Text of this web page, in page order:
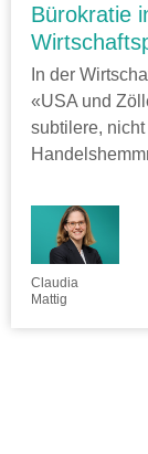
Bürokratie
In der
«USA und
subtilere,
Claudia
Mattig